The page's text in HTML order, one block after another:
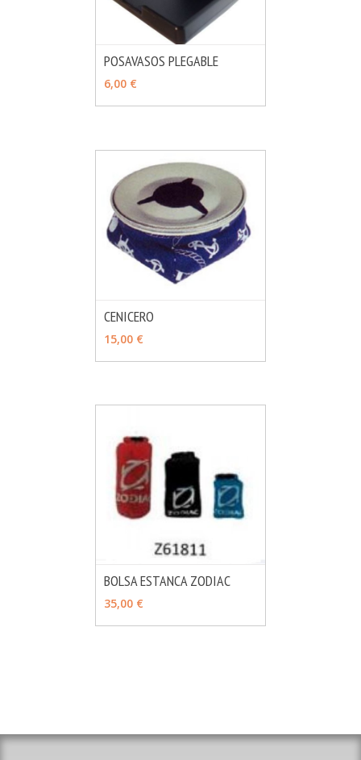
POSAVASOS PLEGABLE
6,00 €
CENICERO
15,00 €
BOLSA ESTANCA ZODIAC
35,00 €